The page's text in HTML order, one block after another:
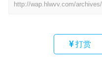
http://wap.hlwvv.com/
打赏